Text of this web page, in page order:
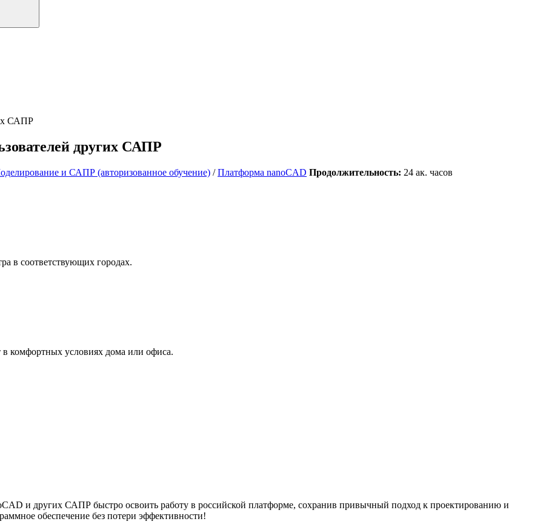
САПР
других САПР
и САПР (авторизованное обучение) /Платформа nanoCAD Продолжительность: 24 ак. часов
в соответствующих городах.
комфортных условиях дома или офиса.
и других САПР быстро освоить работу в российской платформе, сохранив привычный подход к проектированию и
обеспечение без потери эффективности!